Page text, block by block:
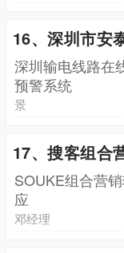
16、深圳市安
深圳输电线路在
预警系统
景
17、搜客组合
SOUKE组合营
应
邓经理